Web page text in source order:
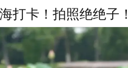
来打卡
打卡！拍照绝绝子！